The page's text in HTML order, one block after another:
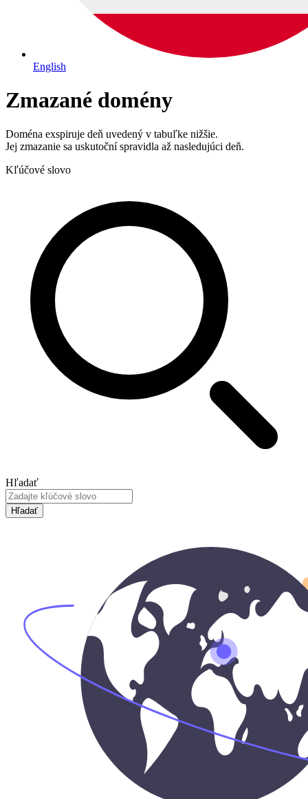
English
Zmazané domény
Doména exspiruje deň uvedený v tabuľke nižšie.
Jej zmazanie sa uskutoční spravidla až nasledujúci deň.
Kľúčové slovo
Hľadať
Hľadať